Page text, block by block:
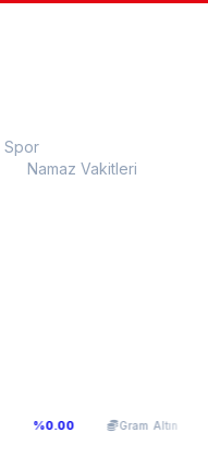
Spor
Namaz Vakitleri
Gram Altın 6.127,08 %0.29